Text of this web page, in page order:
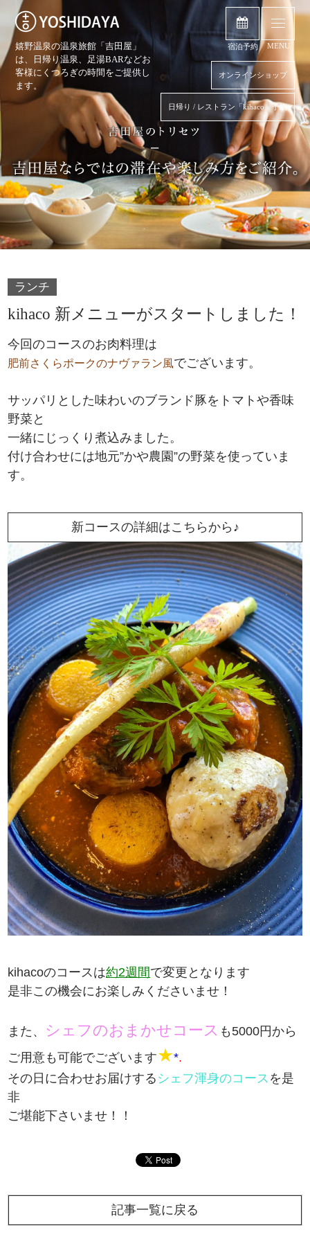
嬉野温泉の温泉旅館「吉田屋」
は、日帰り温泉、 足湯BARなどお
客様にくつろぎの時間をご提供し
ます。
オンラインショップ
日帰り / レストラン「kihaco」予約
宿泊予約 MENU
ランチ
kihaco 新メニューがスタートしました！
今回のコースのお肉料理は
肥前さくらポークのナヴァラン風でございます。
サッパリとした味わいのブランド豚をトマトや香味
野菜と
一緒にじっくり煮込みました。
付け合わせには地元”かや農園”の野菜を使っていま
す。
新コースの詳細はこちらから♪
kihacoのコースは約2週間で変更となります
是非この機会にお楽しみくださいませ！
また、 シェフのおまかせコース も5000円から
ご用意も可能でございます★*.
その日に合わせお届けする シェフ渾身のコース を是
非
ご堪能下さいませ！！
記事一覧に戻る